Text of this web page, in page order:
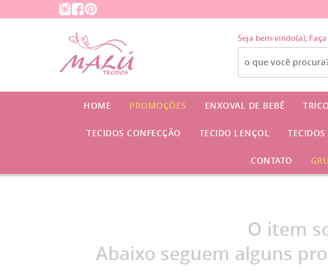
Seja bem-vindo(a),
HOME PROMOÇÕES ENXOVAL DE BEBÊ
TECIDOS CONFECÇÃO TECIDO LENÇOL TECIDOS
CONTATO
O item
Abaixo seguem alguns